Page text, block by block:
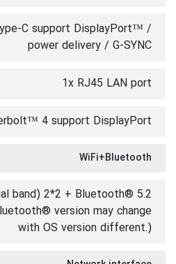
C support DisplayPort™ /
power delivery / G-SYNC
1x RJ45 LAN port
4 support DisplayPort™
WiFi+Bluetooth
band) 2*2 + Bluetooth® 5.2
version may change
with OS version different.)